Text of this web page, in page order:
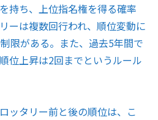
持ち、上位指名権を得る確率
ーは複数回行われ、順位変動に
限がある。また、過去5年間で
位上昇は2回までというルール
ッタリー前と後の順位は、こ